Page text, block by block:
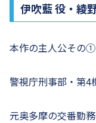
伊吹藍 役・綾
本作の主人公その①
警視庁刑事部・第4
元奥多摩の交番勤